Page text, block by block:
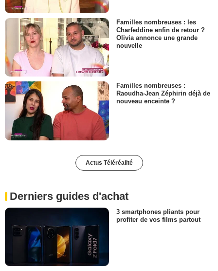
Familles nombreuses : les
Charfeddine enfin de retour ?
Olivia annonce une grande
nouvelle
Familles nombreuses :
Raoudha-Jean Zéphirin déjà de
nouveau enceinte ?
Actus Téléréalité
Derniers guides d'achat
3 smartphones pliants pour
profiter de vos films partout